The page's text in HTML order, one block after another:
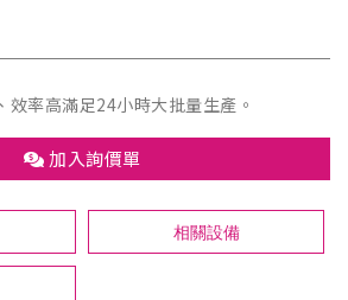
率高滿足24小時大批量生產。
加入詢價單
相關設備